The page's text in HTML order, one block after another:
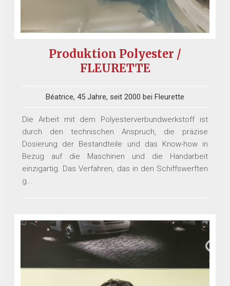
Produktion Polyester /
FLEURETTE
Béatrice, 45 Jahre, seit 2000 bei Fleurette
Die Arbeit mit dem Polyesterverbundwerkstoff ist
durch den technischen Anspruch, die präzise
Dosierung der Bestandteile und das Know-how in
Bezug auf die Maschinen und die Handarbeit
einzigartig. Das Verfahren, das in den Schiffswerften
g...